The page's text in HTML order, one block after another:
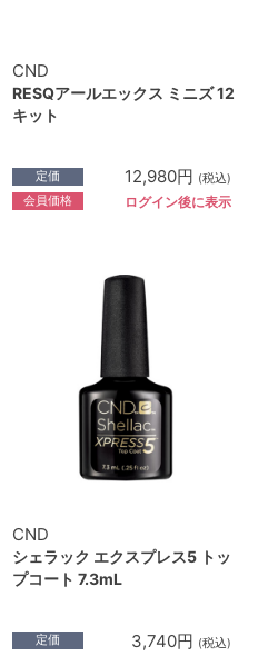
CND
RESQアールエックス ミニズ 12
キット
定価 12,980円 (税込)
会員価格 ログイン後に表示
CND
シェラック エクスプレス5 トッ
プコート 7.3mL
定価 3,740円 (税込)